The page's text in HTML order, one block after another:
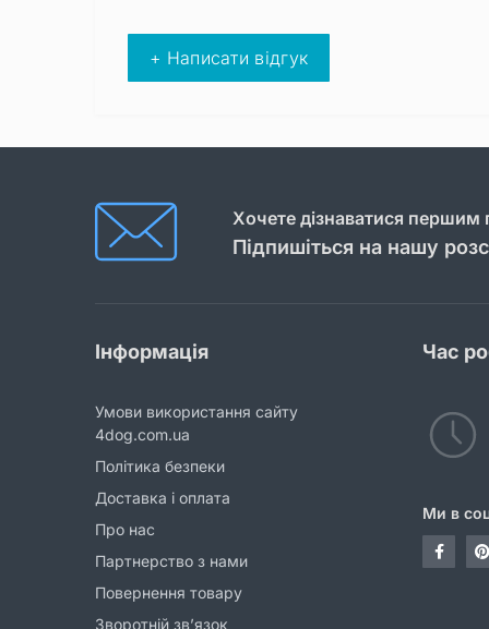
+ Написати відгук
Хочете дізнаватися першим
Підпишіться на нашу
Інформація
Умови використання сайту
4dog.com.ua
Політика безпеки
Доставка і оплата
Про нас
Партнерство з нами
Повернення товару
Зворотній зв’язок
Час
Ми в